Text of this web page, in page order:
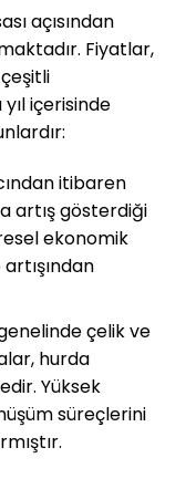
açısından
Fiyatlar,
içerisinde
itibaren
artış gösterdiği
ekonomik
çelik ve
hurda
Yüksek
süreçlerini